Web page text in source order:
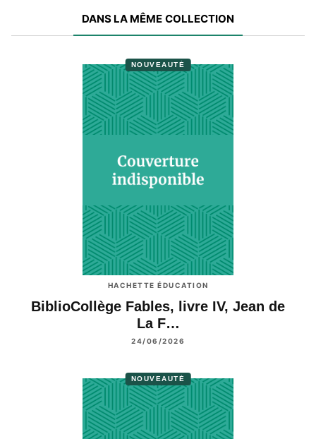
DANS LA MÊME COLLECTION
NOUVEAUTÉ
HACHETTE ÉDUCATION
BiblioCollège Fables, livre IV, Jean de
La F…
24/06/2026
NOUVEAUTÉ